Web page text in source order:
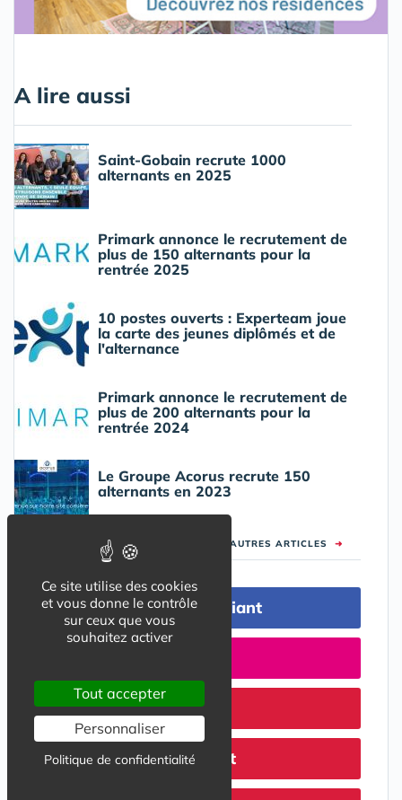
A lire aussi
Saint-Gobain recrute 1000
alternants en 2025
Primark annonce le recrutement de
plus de 150 alternants pour la
rentrée 2025
10 postes ouverts : Experteam joue
la carte des jeunes diplômés et de
l'alternance
Primark annonce le recrutement de
plus de 200 alternants pour la
rentrée 2024
Le Groupe Acorus recrute 150
alternants en 2023
VOIR LES AUTRES ARTICLES ➜
Logement Etudiant
Stage
Job Etudiant
Ce site utilise des cookies
et vous donne le contrôle
sur ceux que vous
souhaitez activer
Tout accepter
Personnaliser
Politique de confidentialité